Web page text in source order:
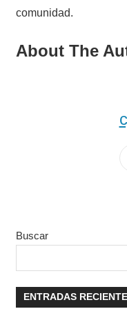
comunidad.
About The
Buscar
ENTRADAS